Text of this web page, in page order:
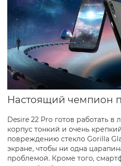
Настоящий чемпион
Desire 22 Pro готов работать в
корпус тонкий и очень
повреждению стекло Gorilla
экране, чтобы ни одна
проблемой. Кроме того,